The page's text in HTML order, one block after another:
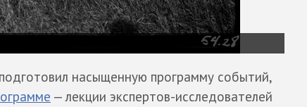
насыщенную программу событий,
— лекции экспертов-исследователей